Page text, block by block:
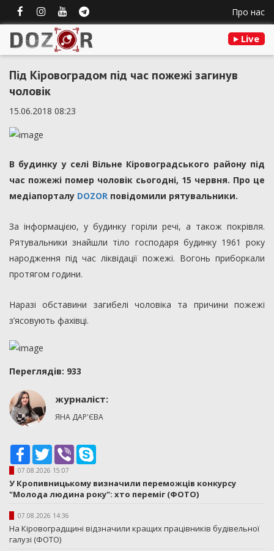
Про нас
Live
Під Кіровоградом під час пожежі загинув
чоловік
15.06.2018 08:23
В будинку у селі Вільне Кіровоградського району під
час пожежі помер чоловік сьогодні, 15 червня. Про це
медіапорталу DOZOR повідомили рятувальники.
За інформацією, у будинку горіли речі, а також покрівля.
Рятувальники знайшли тіло господаря будинку 1961 року
народження під час ліквідації пожежі. Вогонь приборкали
протягом години.
Наразі обставини загибелі чоловіка та причини пожежі
з’ясовують фахівці.
Переглядiв: 933
журналіст:
ЯНА ДАР'ЄВА
Facebook
TwitterViber
07.08.2026 15:07
У Кропивницькому визначили переможців конкурсу
"Молода людина року": хто переміг (ФОТО)
07.08.2026 14:36
На Кіровоградщині відзначили кращих працівників будівельної
галузі (ФОТО)